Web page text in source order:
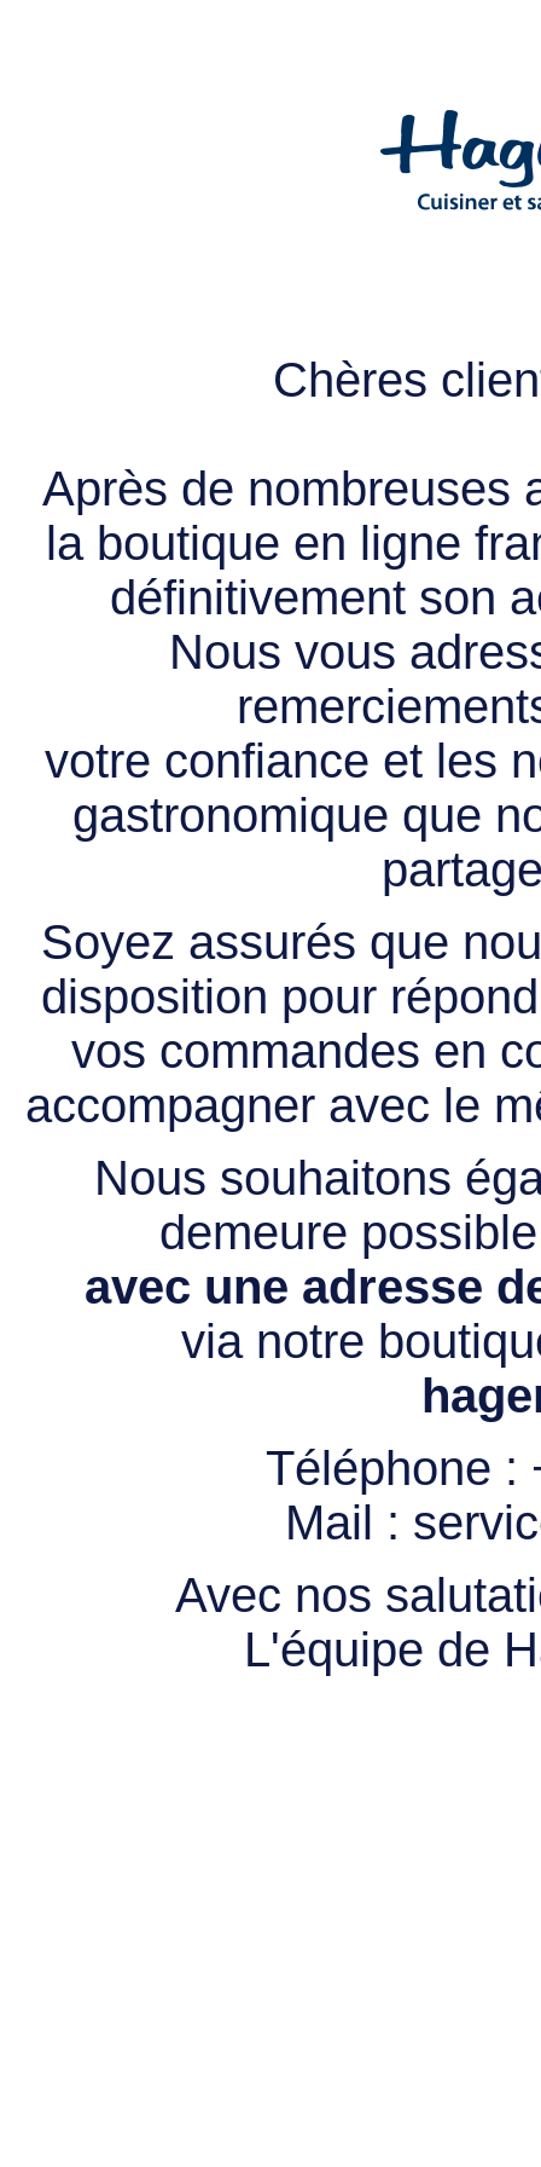
Chères
Après de nombreuses
la boutique en ligne
définitivement son
Nous vous
votre confiance et les
gastronomique que
Soyez assurés que
disposition pour
vos commandes en
accompagner avec le
Nous souhaitons
demeure
avec une adresse
via notre
Téléphone :
Mail :
Avec nos
L'équipe de